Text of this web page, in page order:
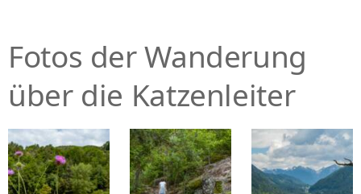
Fotos der Wanderung
über die Katzenleiter